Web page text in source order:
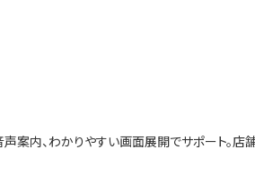
内、わかりやすい画面展開でサポート。店